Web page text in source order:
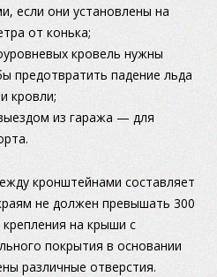
если они установлены на
от конька;
кровель нужны
предотвратить падение льда
кровли;
из гаража — для
кронштейнами составляет
не должен превышать 300
на крыши с
покрытия в основании
различные отверстия.